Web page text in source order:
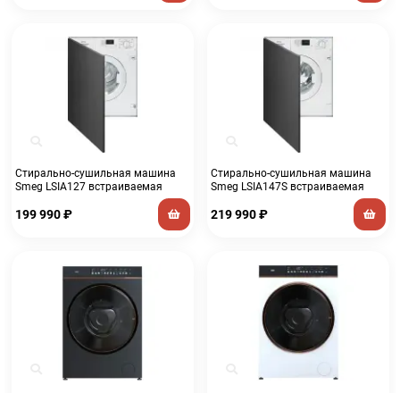
Стирально-сушильная машина
Smeg LSIA127 встраиваемая
199 990₽
Стирально-сушильная машина
Smeg LSIA147S встраиваемая
219 990₽